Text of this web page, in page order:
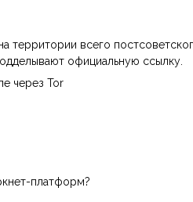
территории всего
официальную ссылку.
через Tor
платформ?